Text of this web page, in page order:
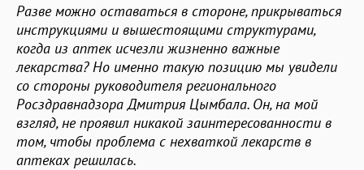
Разве можно оставаться в стороне, прикрываться
инструкциями и вышестоящими структурами,
когда из аптек исчезли жизненно важные
лекарства? Но именно такую позицию мы увидели
со стороны руководителя регионального
Росздравнадзора Дмитрия Цымбала. Он, на мой
взгляд, не проявил никакой заинтересованности в
том, чтобы проблема с нехваткой лекарств в
аптеках решилась.